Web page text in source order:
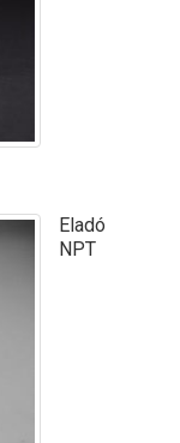
Eladó
NPT